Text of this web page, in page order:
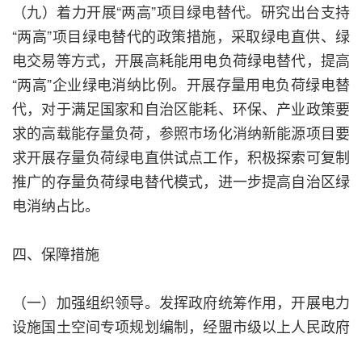
（九）着力开展“两高”项目绿电替代。研究出台支持
“两高”项目绿电替代的政策措施，采取绿电直供、绿
电交易等方式，开展高耗能用电负荷绿电替代，提高
“两高”企业绿电消纳比例。开展存量用电负荷绿电替
代，对于满足国家和自治区能耗、环保、产业政策要
求的高载能存量负荷，参照市场化消纳新能源项目要
求开展存量负荷绿电直供试点工作，积极探索可复制
推广的存量负荷绿电替代模式，进一步提高自治区绿
电消纳占比。
四、保障措施
（一）加强组织领导。发挥政府统筹作用，开展电力
设施国土空间专项规划编制，经盟市级以上人民政府